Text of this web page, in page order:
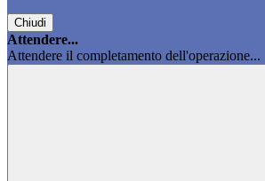
Chiudi
Attendere...
Attendere il completamento dell'operazione...